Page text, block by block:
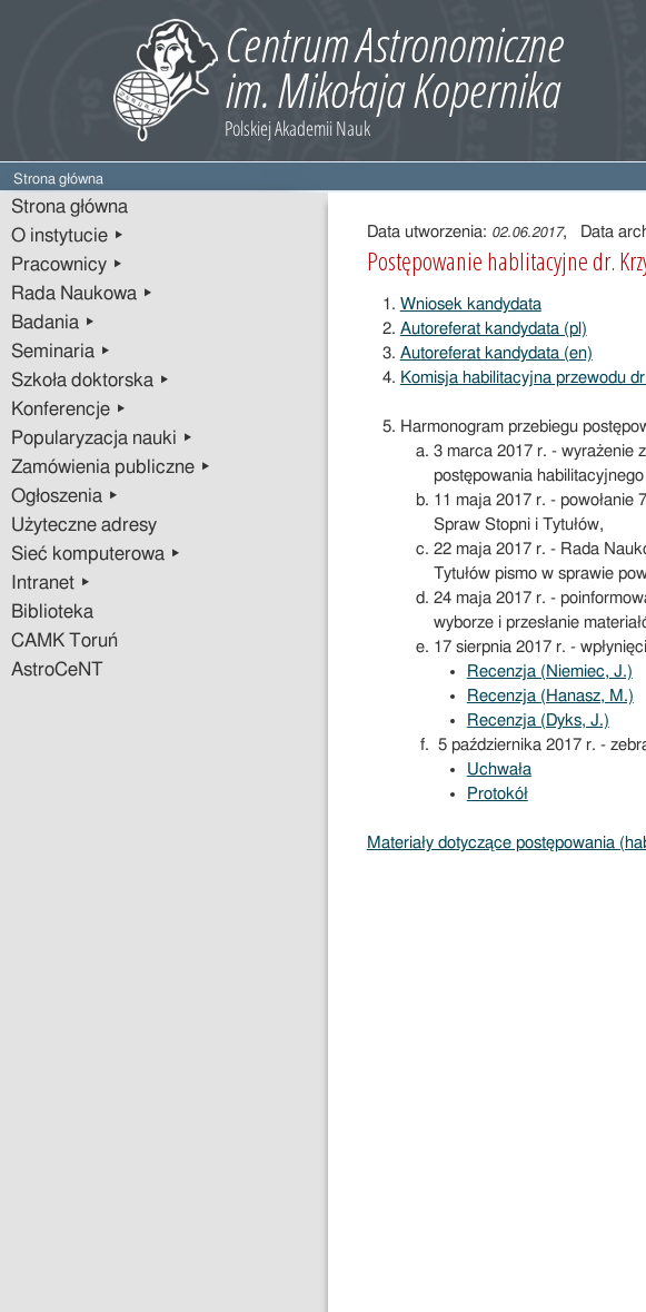
Strona główna
Strona główna
O instytucie ▸
Pracownicy ▸
Rada Naukowa ▸
Badania ▸
Seminaria ▸
Szkoła doktorska ▸
Konferencje ▸
Popularyzacja nauki ▸
Zamówienia publiczne ▸
Ogłoszenia ▸
Użyteczne adresy
Sieć komputerowa ▸
Intranet ▸
Biblioteka
CAMK Toruń
AstroCeNT
Treść
wpisuData utworzenia: 02.06.2017, Data
Postępowanie hablitacyjne dr.
Wniosek kandydata
Autoreferat kandydata (pl)
Autoreferat kandydata (en)
Komisja habilitacyjna przewodu
Harmonogram przebiegu
3 marca 2017 r. - wyrażenie
postępowania
11 maja 2017 r. - powołanie
Spraw Stopni i Tytułów,
22 maja 2017 r. - Rada
Tytułów pismo w sprawie
24 maja 2017 r. -
wyborze i przesłanie
17 sierpnia 2017 r. -
Recenzja (Niemiec, J.)
Recenzja (Hanasz, M.)
Recenzja (Dyks, J.)
5 października 2017 r. -
Uchwała
Protokół
Materiały dotyczące postępowania